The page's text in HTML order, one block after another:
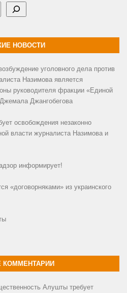
НОВОСТИ
уголовного дела против
Назимова является
руководителя фракции «Единой
Джангобегова
освобождения незаконно
власти журналиста Назимова и
информирует!
«договорняками» из украинского
КОММЕНТАРИИ
Алушты требует